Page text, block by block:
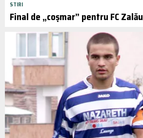
STIRI
Final de „coșmar” pentru FC Zalău